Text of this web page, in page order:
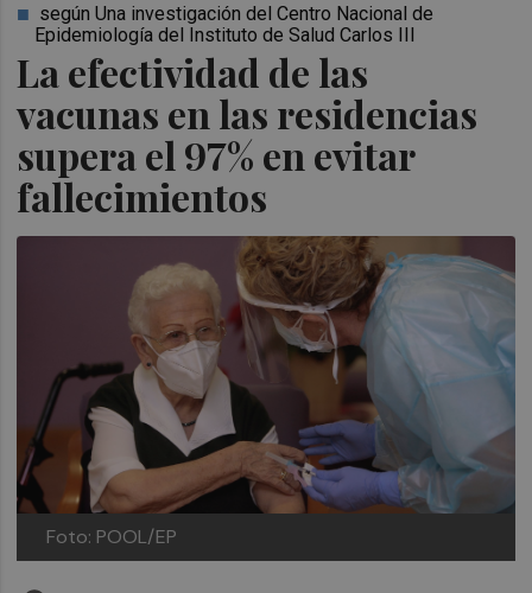
La efectividad de las
vacunas en las residencias
supera el 97% en evitar
fallecimientos
según Una investigación del Centro Nacional de
Epidemiología del Instituto de Salud Carlos III
Foto: POOL/EP